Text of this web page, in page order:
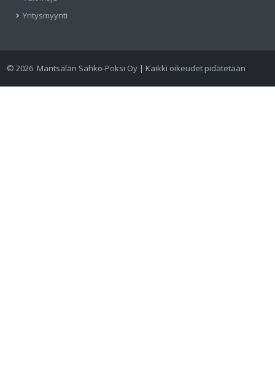
Yritysmyynti
©2026 Mäntsälän Sähkö-Poksi Oy | Kaikki oikeudet pidätetään